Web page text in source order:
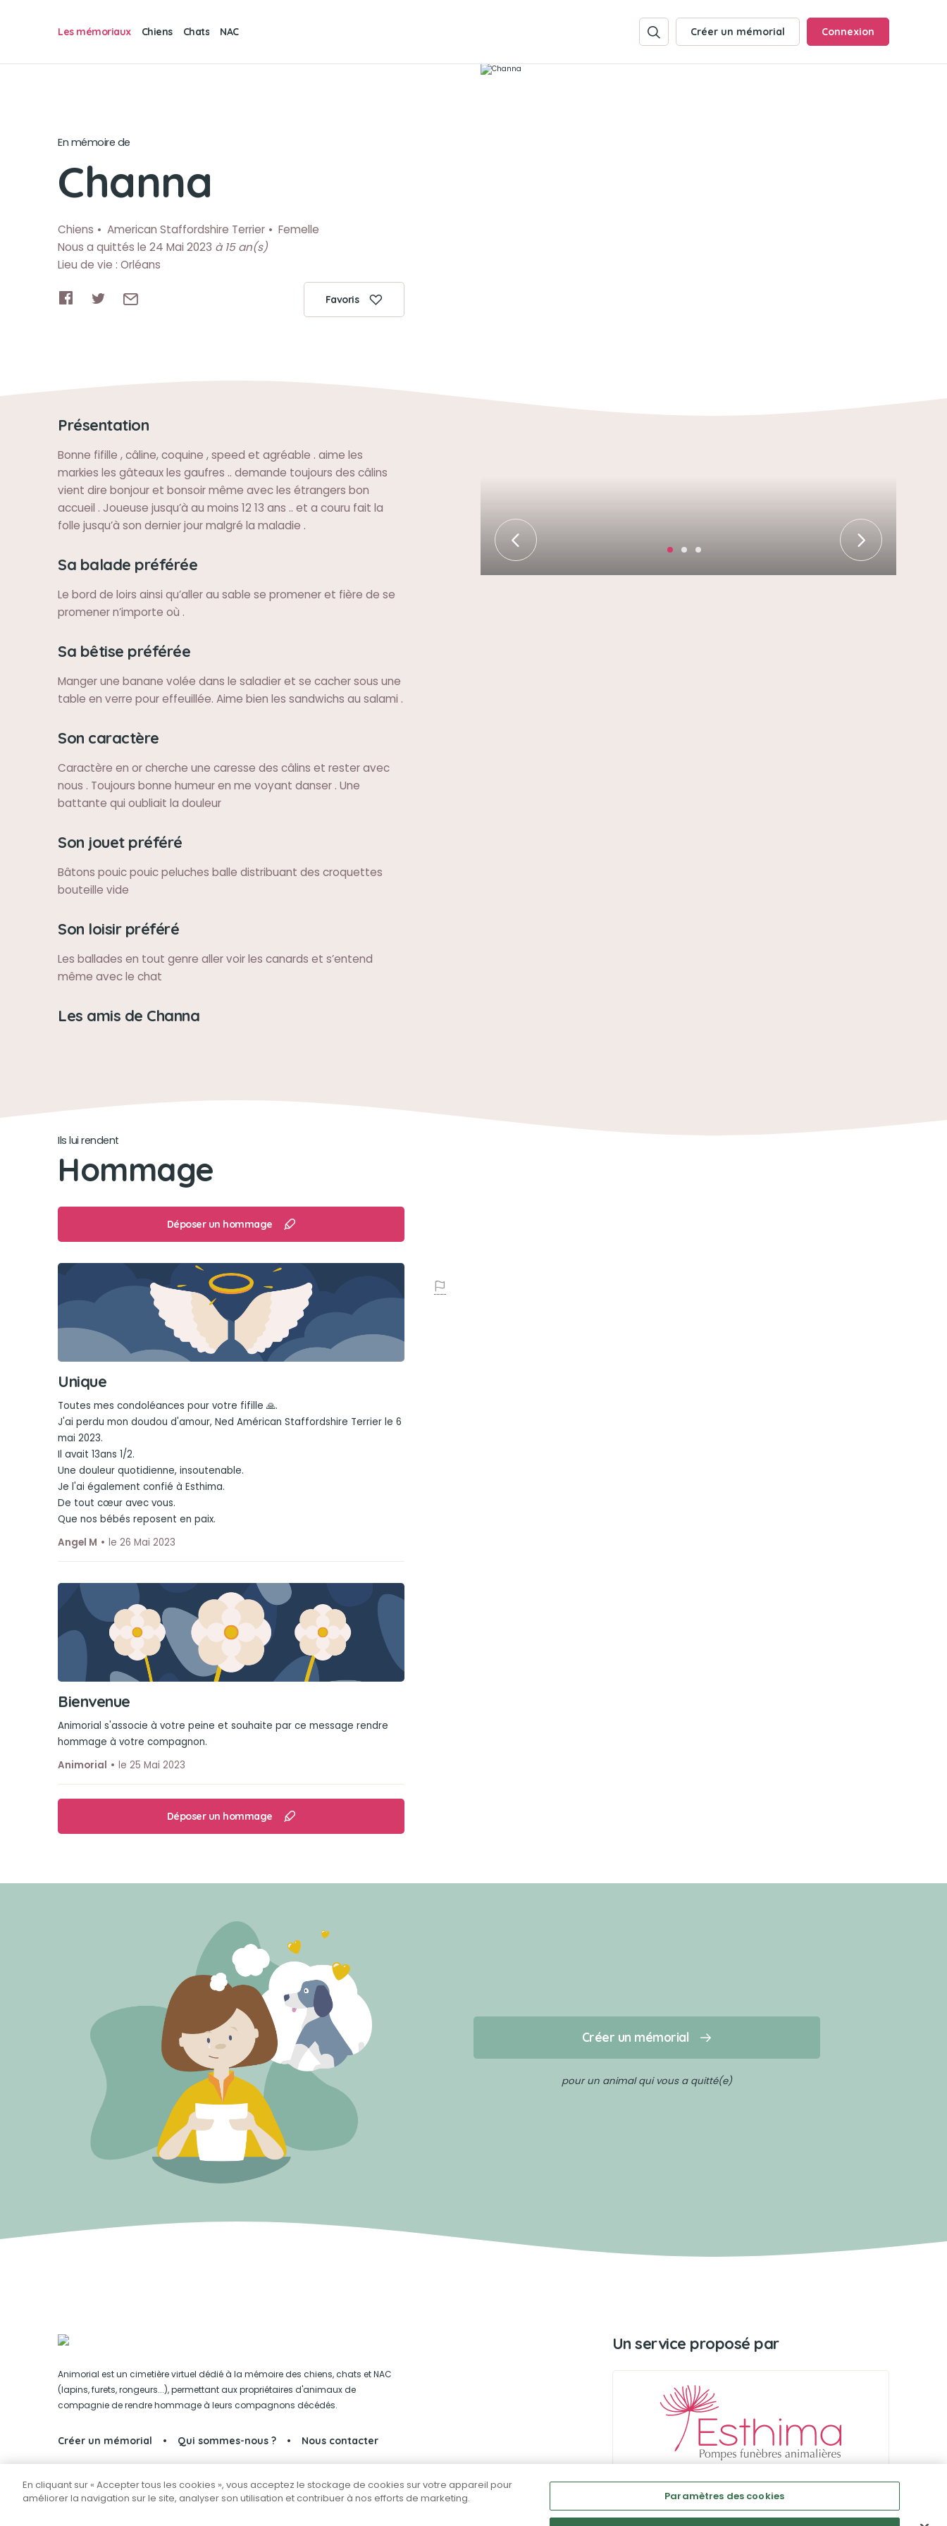
Les mémoriaux Chiens Chats NAC Créer un mémorial Connexion
En mémoire de
Channa
Chiens American Staffordshire Terrier
Femelle
Nous a quittés le 24 Mai 2023 à 15 an(s)
Lieu de vie : Orléans
Favoris
Présentation
Bonne fifille , câline, coquine , speed et agréable . aime les
markies les gâteaux les gaufres .. demande toujours des câlins
vient dire bonjour et bonsoir même avec les étrangers bon
accueil . Joueuse jusqu’à au moins 12 13 ans .. et a couru fait la
folle jusqu’à son dernier jour malgré la maladie .
Sa balade préférée
Le bord de loirs ainsi qu’aller au sable se promener et fière de se
promener n’importe où .
Sa bêtise préférée
Manger une banane volée dans le saladier et se cacher sous une
table en verre pour effeuillée. Aime bien les sandwichs au salami .
Son caractère
Caractère en or cherche une caresse des câlins et rester avec
nous . Toujours bonne humeur en me voyant danser . Une
battante qui oubliait la douleur
Son jouet préféré
Bâtons pouic pouic peluches balle distribuant des croquettes
bouteille vide
Son loisir préféré
Les ballades en tout genre aller voir les canards et s’entend
même avec le chat
Les amis de Channa
Ils lui rendent
Hommage
Déposer un hommage
Unique
Toutes mes condoléances pour votre fifille 🙏.
J'ai perdu mon doudou d'amour, Ned Américan Staffordshire Terrier le 6
mai 2023.
Il avait 13ans 1/2.
Une douleur quotidienne, insoutenable.
Je l'ai également confié à Esthima.
De tout cœur avec vous.
Que nos bébés reposent en paix.
Angel M
le 26 Mai 2023
Bienvenue
Animorial s'associe à votre peine et souhaite par ce message rendre
hommage à votre compagnon.
Animorial
le 25 Mai 2023
Déposer un hommage
Créer un mémorial
pour un animal qui vous a quitté(e)
Animorial est un cimetière virtuel dédié à la mémoire des chiens, chats et NAC
(lapins, furets, rongeurs...), permettant aux propriétaires d'animaux de
compagnie de rendre hommage à leurs compagnons décédés.
Créer un mémorial Qui sommes-nous ? Nous contacter
Partager sur Facebook
Un service proposé par
En cliquant sur « Accepter tous les cookies », vous acceptez le stockage de cookies sur votre appareil pour
améliorer la navigation sur le site, analyser son utilisation et contribuer à nos efforts de marketing.
Paramètres des cookies